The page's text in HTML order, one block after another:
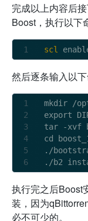
完成以上内容后
Boost，执行以下
scl
然后逐条输入以
mkdir /
export
tar
-xvf
cd
./
./b2
执行完之后Boost
装，因为
必不可少的。